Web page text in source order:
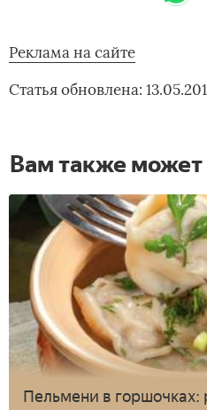
Реклама на сайте
Статья обновлена:
Вам также
Пельмени в горшочках: